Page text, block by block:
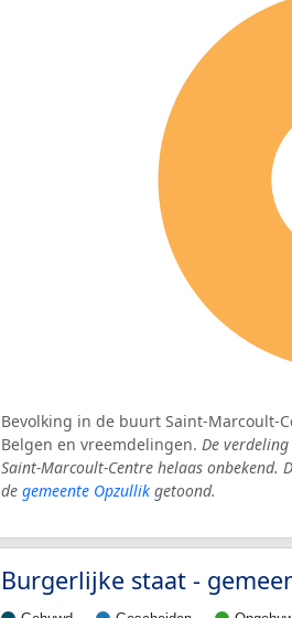
Bevolking in de buurt Saint-Marcoult-
Belgen en vreemdelingen. De
Saint-Marcoult-Centre helaas
de gemeente Opzullik getoond.
Burgerlijke staat -